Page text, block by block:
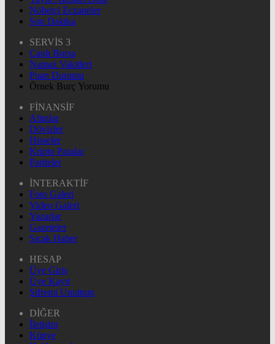
Nöbetçi Eczaneler
Son Dakika
SERVİS 3
Canlı Borsa
Namaz Vakitleri
Puan Durumu
Örnek Burç Yorumu
FİNANSİF
Altınlar
Dövizler
Hisseler
Kripto Paralar
Pariteler
İNTERAKTİF
Foto Galeri
Video Galeri
Yazarlar
Gazeteler
Sıcak Haber
HESAP
Üye Giriş
Üye Kayıt
Şifremi Unuttum
DİĞER
İletişim
Künye